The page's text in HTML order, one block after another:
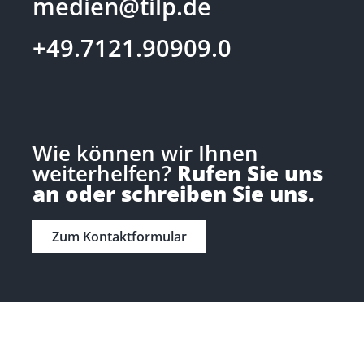
medien@tilp.de
+49.7121.90909.0
Wie können wir Ihnen
weiterhelfen? Rufen Sie uns
an oder schreiben Sie uns.
Zum Kontaktformular